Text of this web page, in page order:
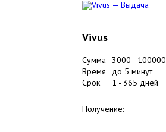
Vivus
Сумма 3000 - 100000
Время
до 5 минут
Срок
1 - 365 дней
Получение: